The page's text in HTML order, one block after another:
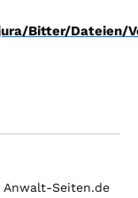
Bitter/
Seiten.de